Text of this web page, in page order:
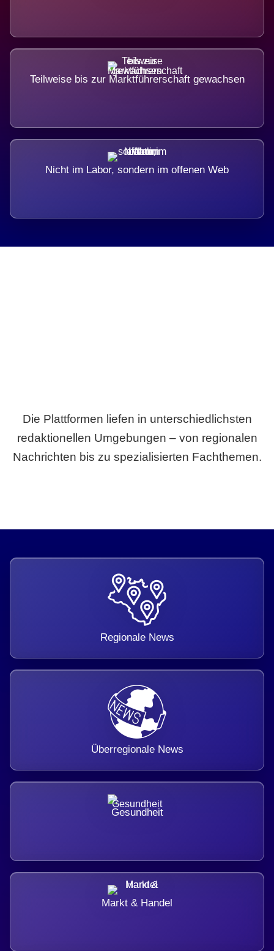
Teilweise bis zur Marktführerschaft gewachsen
Nicht im Labor, sondern im offenen Web
Die Plattformen liefen in unterschiedlichsten
redaktionellen Umgebungen – von regionalen
Nachrichten bis zu spezialisierten Fachthemen.
Regionale News
Überregionale News
Gesundheit
Markt & Handel